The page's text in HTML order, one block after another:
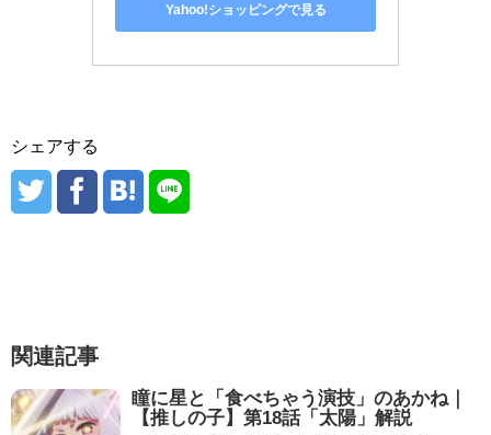
Yahoo!ショッピングで見る
シェアする
関連記事
瞳に星と「食べちゃう演技」のあかね｜
【推しの子】第18話「太陽」解説